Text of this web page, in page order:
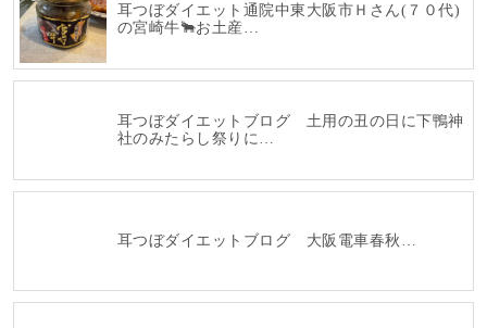
耳つぼダイエット通院中東大阪市Ｈさん(７０代)
の宮崎牛🐂お土産…
耳つぼダイエットブログ 土用の丑の日に下鴨神
社のみたらし祭りに…
耳つぼダイエットブログ 大阪電車春秋…